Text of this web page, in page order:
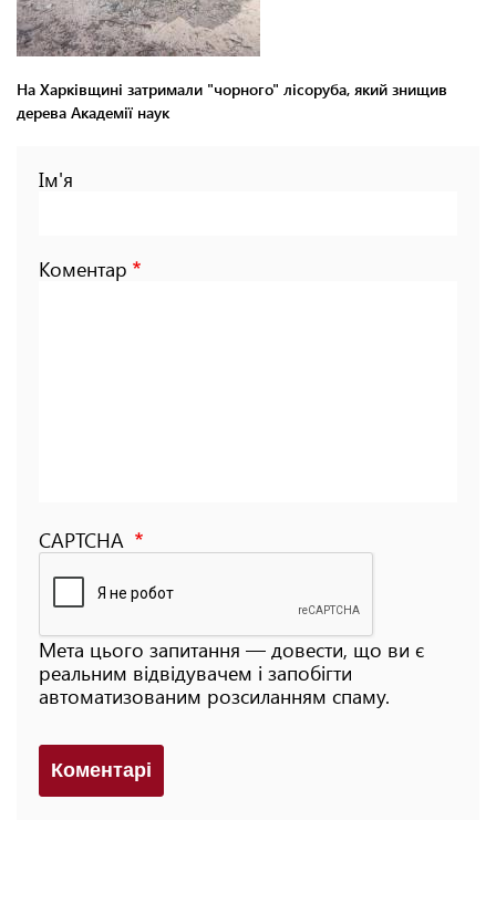
На Харківщині затримали "чорного" лісоруба, який знищив
дерева Академії наук
Ім'я
Коментар
CAPTCHA
Мета цього запитання — довести, що ви є
реальним відвідувачем і запобігти
автоматизованим розсиланням спаму.
Коментарi